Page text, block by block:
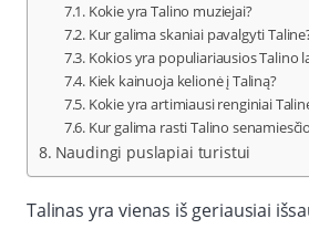
Kokie yra Talino muziejai?
Kur galima skaniai pavalgyti
Kokios yra populiariausios Talino
Kiek kainuoja kelionė į Taliną?
Kokie yra artimiausi renginiai
Kur galima rasti Talino
Naudingi puslapiai turistui
Talinas yra vienas iš geriausiai